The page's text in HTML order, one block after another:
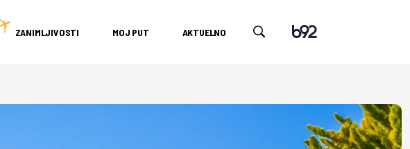
ZANIMLJIVOSTI MOJ PUT AKTUELNO